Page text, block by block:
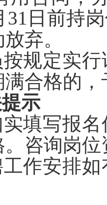
31日前持
放弃。
规定实
满合格的
示
填写报
咨询岗
工作安排